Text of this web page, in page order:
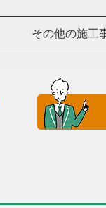
その他の施工